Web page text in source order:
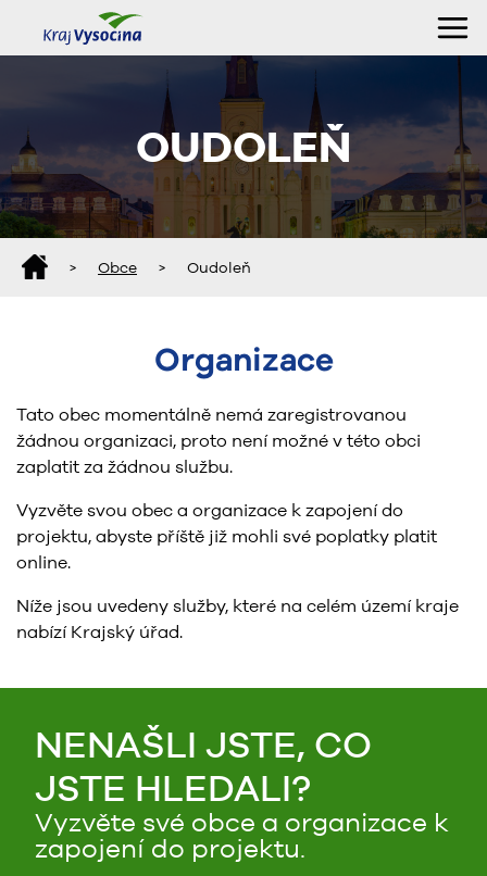
OUDOLEŇ
> Obce > Oudoleň
Organizace
Tato obec momentálně nemá zaregistrovanou
žádnou organizaci, proto není možné v této obci
zaplatit za žádnou službu.
Vyzvěte svou obec a organizace k zapojení do
projektu, abyste příště již mohli své poplatky platit
online.
Níže jsou uvedeny služby, které na celém území kraje
nabízí Krajský úřad.
NENAŠLI JSTE, CO
JSTE HLEDALI?
Vyzvěte své obce a organizace k
zapojení do projektu.